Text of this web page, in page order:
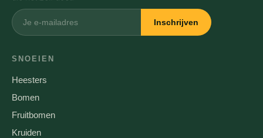
Inschrijven
SNOEIEN
Heesters
Bomen
Fruitbomen
Kruiden